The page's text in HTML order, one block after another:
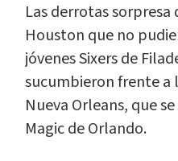
Las derrotas
Houston que no
jóvenes Sixers de
sucumbieron frente a
Nueva Orleans, que
Magic de Orlando.